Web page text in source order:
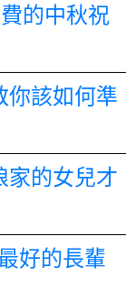
的中秋祝
你該如何準
家的女兒才
好的長輩